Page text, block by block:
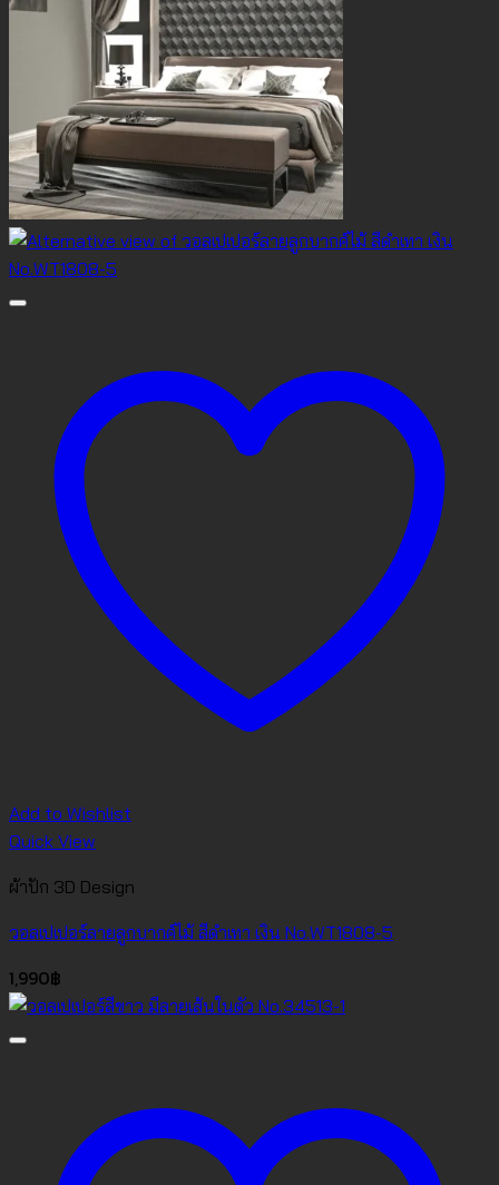
Add to Wishlist
Quick View
ผ้าปัก 3D Design
วอลเปเปอร์ลายลูกบากศ์ไม้ สีดำเทา เงิน No.WT1808-5
1,990฿